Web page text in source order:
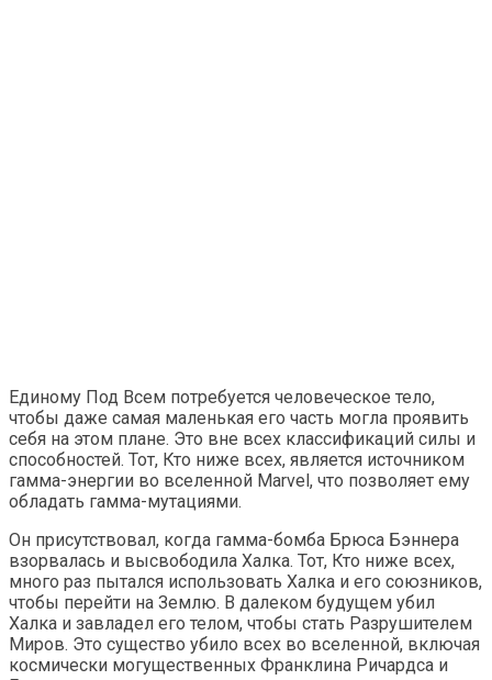
Единому Под Всем потребуется человеческое тело,
чтобы даже самая маленькая его часть могла проявить
себя на этом плане. Это вне всех классификаций силы и
способностей. Тот, Кто ниже всех, является источником
гамма-энергии во вселенной Marvel, что позволяет ему
обладать гамма-мутациями.
Он присутствовал, когда гамма-бомба Брюса Бэннера
взорвалась и высвободила Халка. Тот, Кто ниже всех,
много раз пытался использовать Халка и его союзников,
чтобы перейти на Землю. В далеком будущем убил
Халка и завладел его телом, чтобы стать Разрушителем
Миров. Это существо убило всех во вселенной, включая
космически могущественных Франклина Ричардса и